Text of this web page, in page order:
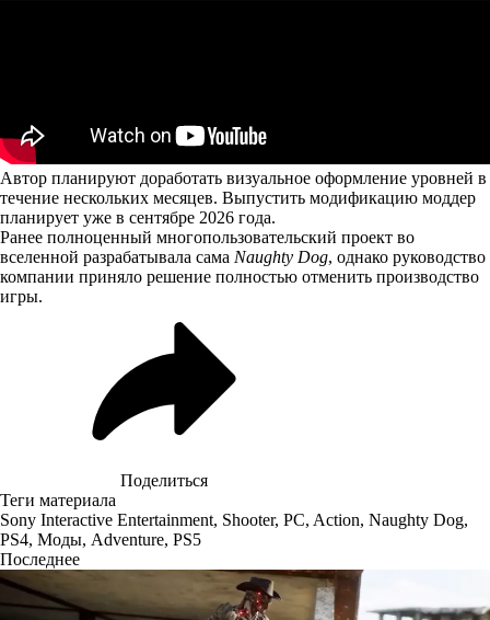
Автор планируют доработать визуальное оформление уровней в
течение нескольких месяцев. Выпустить модификацию моддер
планирует уже в сентябре 2026 года.
Ранее полноценный многопользовательский проект во
вселенной разрабатывала сама Naughty Dog, однако руководство
компании приняло решение полностью отменить производство
игры.
Поделиться
Теги материала
Sony Interactive Entertainment, Shooter, PC, Action, Naughty Dog,
PS4, Моды, Adventure, PS5
Последнее